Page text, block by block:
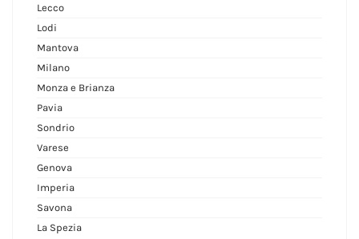
Lecco
Lodi
Mantova
Milano
Monza e Brianza
Pavia
Sondrio
Varese
Genova
Imperia
Savona
La Spezia